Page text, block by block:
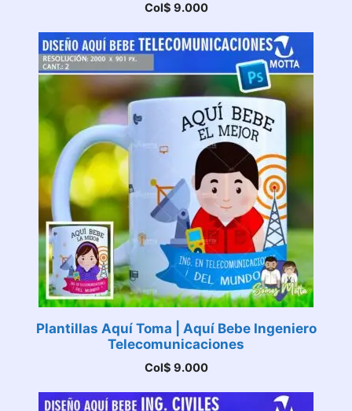
Col$ 9.000
Plantillas Aquí Toma | Aquí Bebe Ingeniero
Telecomunicaciones
Col$ 9.000